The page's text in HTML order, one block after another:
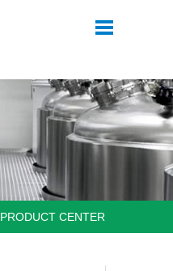
PRODUCT CENTER